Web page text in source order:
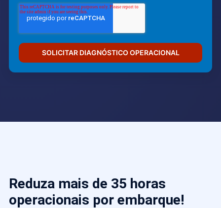
Reduza mais de 35 horas
operacionais por embarque!